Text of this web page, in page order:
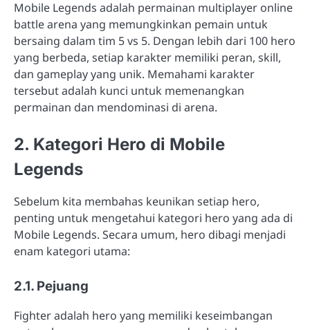
Mobile Legends adalah permainan multiplayer online
battle arena yang memungkinkan pemain untuk
bersaing dalam tim 5 vs 5. Dengan lebih dari 100 hero
yang berbeda, setiap karakter memiliki peran, skill,
dan gameplay yang unik. Memahami karakter
tersebut adalah kunci untuk memenangkan
permainan dan mendominasi di arena.
2. Kategori Hero di Mobile
Legends
Sebelum kita membahas keunikan setiap hero,
penting untuk mengetahui kategori hero yang ada di
Mobile Legends. Secara umum, hero dibagi menjadi
enam kategori utama:
2.1. Pejuang
Fighter adalah hero yang memiliki keseimbangan